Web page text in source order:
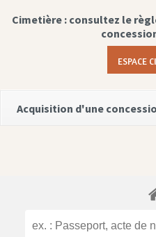
Cimetière : consultez le
ESPACE
Acquisition d'une